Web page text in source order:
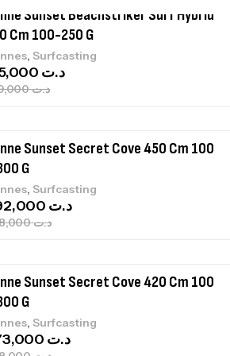
Sunset Secret Cove 450 Cm 100
G
, Surfcasting
د.ت768,000
د.ت692,000
Sunset Secret Cove 420 Cm 100
G
, Surfcasting
د.ت748,000
د.ت 673,000
Jigging Sunset Massive Attack
120/250gr 30kg
, Jigging
د.ت340,000